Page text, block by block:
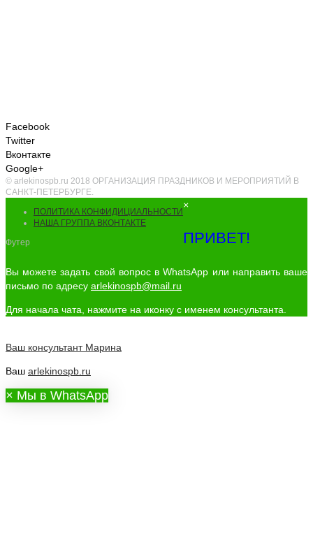
Facebook
Twitter
Вконтакте
Google+
© arlekinospb.ru 2018 ОРГАНИЗАЦИЯ ПРАЗДНИКОВ И МЕРОПРИЯТИЙ В
САНКТ-ПЕТЕРБУРГЕ.
ПОЛИТИКА КОНФИДИЦИАЛЬНОСТИ
НАША ГРУППА ВКОНТАКТЕ
Футер
×
ПРИВЕТ!
Вы можете задать свой вопрос в WhatsApp или направить ваше
письмо по адресу arlekinospb@mail.ru
Для начала чата, нажмите на иконку с именем консультанта.
Ваш консультант Марина
Ваш arlekinospb.ru
× Мы в WhatsApp